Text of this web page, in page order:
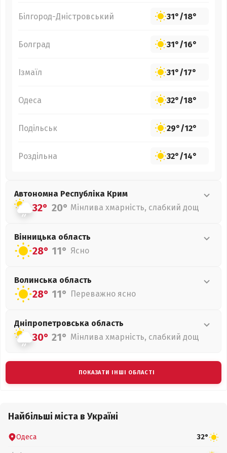
Білгород-Дністровський 31°/18°
Болград 31°/16°
Ізмаїл 31°/17°
Одеса 32°/18°
Подільськ 29°/12°
Роздільна 32°/14°
Автономна Республіка Крим
32° 20° Мінлива хмарність, слабкий дощ
Вінницька область
28° 11° Ясно
Волинська область
28° 11° Переважно ясно
Дніпропетровська область
30° 21° Мінлива хмарність, слабкий дощ
ПОКАЗАТИ ІНШІ ОБЛАСТІ
Найбільші міста в Україні
Одеса 32°